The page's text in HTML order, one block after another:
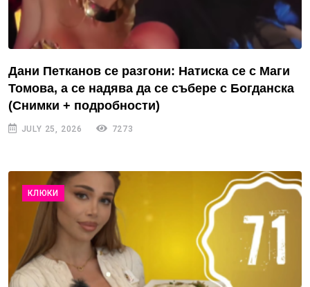
Дани Петканов се разгони: Натиска се с Маги
Томова, а се надява да се събере с Богданска
(Снимки + подробности)
JULY 25, 2026 7273
КЛЮКИ